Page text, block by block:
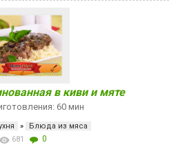
в киви и мяте
60 мин
»
Блюда из мяса
681
0